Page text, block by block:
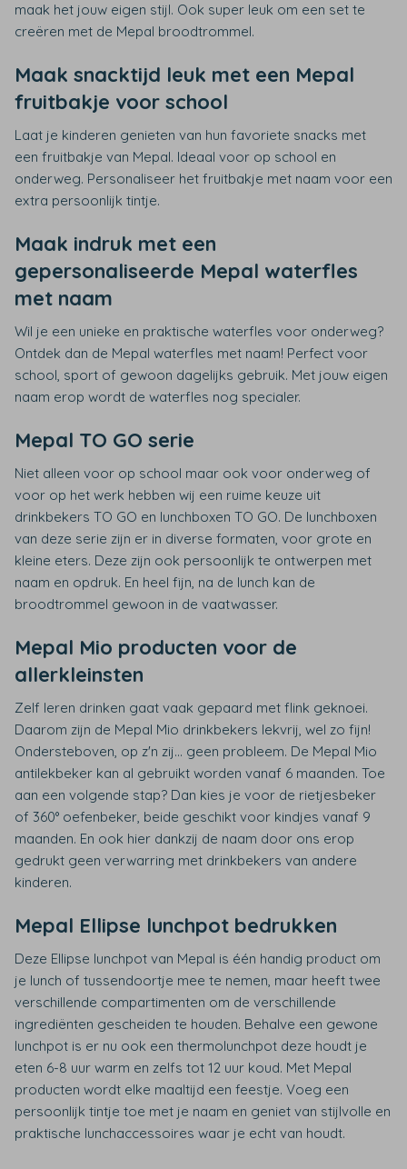
maak het jouw eigen stijl. Ook super leuk om een set te
creëren met de Mepal broodtrommel.
Maak snacktijd leuk met een Mepal
fruitbakje voor school
Laat je kinderen genieten van hun favoriete snacks met
een fruitbakje van Mepal. Ideaal voor op school en
onderweg. Personaliseer het fruitbakje met naam voor een
extra persoonlijk tintje.
Maak indruk met een
gepersonaliseerde Mepal waterfles
met naam
Wil je een unieke en praktische waterfles voor onderweg?
Ontdek dan de Mepal waterfles met naam! Perfect voor
school, sport of gewoon dagelijks gebruik. Met jouw eigen
naam erop wordt de waterfles nog specialer.
Mepal TO GO serie
Niet alleen voor op school maar ook voor onderweg of
voor op het werk hebben wij een ruime keuze uit
drinkbekers TO GO en lunchboxen TO GO. De lunchboxen
van deze serie zijn er in diverse formaten, voor grote en
kleine eters. Deze zijn ook persoonlijk te ontwerpen met
naam en opdruk. En heel fijn, na de lunch kan de
broodtrommel gewoon in de vaatwasser.
Mepal Mio producten voor de
allerkleinsten
Zelf leren drinken gaat vaak gepaard met flink geknoei.
Daarom zijn de Mepal Mio drinkbekers lekvrij, wel zo fijn!
Ondersteboven, op z'n zij... geen probleem. De Mepal Mio
antilekbeker kan al gebruikt worden vanaf 6 maanden. Toe
aan een volgende stap? Dan kies je voor de rietjesbeker
of 360° oefenbeker, beide geschikt voor kindjes vanaf 9
maanden. En ook hier dankzij de naam door ons erop
gedrukt geen verwarring met drinkbekers van andere
kinderen.
Mepal Ellipse lunchpot bedrukken
Deze Ellipse lunchpot van Mepal is één handig product om
je lunch of tussendoortje mee te nemen, maar heeft twee
verschillende compartimenten om de verschillende
ingrediënten gescheiden te houden. Behalve een gewone
lunchpot is er nu ook een thermolunchpot deze houdt je
eten 6-8 uur warm en zelfs tot 12 uur koud. Met Mepal
producten wordt elke maaltijd een feestje. Voeg een
persoonlijk tintje toe met je naam en geniet van stijlvolle en
praktische lunchaccessoires waar je echt van houdt.